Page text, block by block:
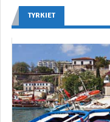
TYRKIET